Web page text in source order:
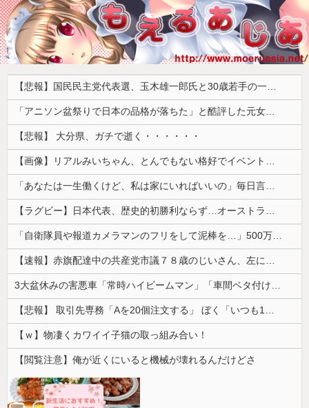
【悲報】国民民主党代表選、玉木雄一郎氏と30歳若手の一騎打ちへ → 榛葉幹事長の不出馬にネットで疑問噴出 ｗｗｗｗｗｗｗｗｗｗｗｗｗｗｗ
「アニソン盆祭りで日本の品格が落ちた」と酷評した元女優、「あんたが品格を語るのかよ！」と総ツッコミを食らってしまい……
【悲報】 大分県、ガチで逝く・・・・・・
【画像】リアルみいちゃん、とんでもない格好でイベント出演するwwwwwwwwww
「あなたは一生働くけど、私は家にいればいいの」毎日言われた20歳がついに返した一言…
【ラグビー】日本代表、歴史的初勝利ならず…オーストラリアに逆転負け ８戦全敗
「自衛隊員や報道カメラマンのフリをして泥棒を…」500万円分の預金通帳を盗まれた高齢女性が明かす被害！
【速報】赤旗配達中の共産党市議７８歳のじいさん、左に寄りすぎたか車で民家当て逃げ
3大盆休みの害悪車「常時ハイビームマン」「車間ベタ付けマン」「法定速度絶対遵守マン」
【悲報】 取引先専務「Aを20個注文する」 ぼく「いつも1～2個しか使わないけど本当に20であってる？」 取専「あってる」→結果『こう』なったんだが...
【ｗ】物凄くカワイイ子猫の取っ組み合い！
【閲覧注意】俺が近くにいると機械が壊れるんだけどさ